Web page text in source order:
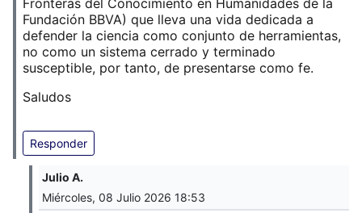
Fronteras del Conocimiento en Humanidades de la
Fundación BBVA) que lleva una vida dedicada a
defender la ciencia como conjunto de herramientas,
no como un sistema cerrado y terminado
susceptible, por tanto, de presentarse como fe.
Saludos
Responder
Julio A.
Miércoles, 08 Julio 2026 18:53